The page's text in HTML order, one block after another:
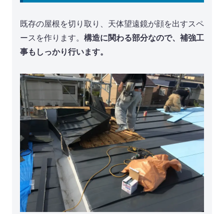
既存の屋根を切り取り、天体望遠鏡が顔を出すスペ
ースを作ります。 構造に関わる部分なので、補強工
事もしっかり行います。